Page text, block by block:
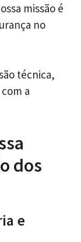
missão é
no
técnica,
a
dos
e